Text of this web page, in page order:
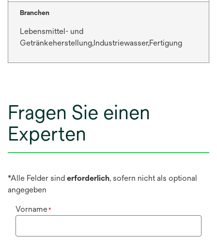
Branchen
Lebensmittel- und
Getränkeherstellung,Industriewasser,Fertigung
Fragen Sie einen
Experten
*Alle Felder sind erforderlich, sofern nicht als optional
angegeben
Vorname*